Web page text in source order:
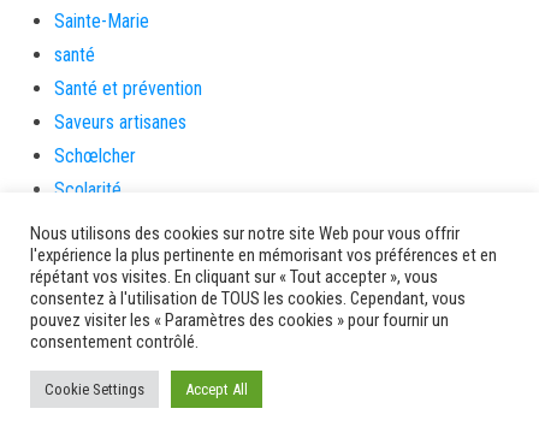
Sainte-Marie
santé
Santé et prévention
Saveurs artisanes
Schœlcher
Scolarité
sécurité
Séniors
Service culture, sport et associations
Service de l'urbanisme
sinistrés
Nous utilisons des cookies sur notre site Web pour vous offrir
l'expérience la plus pertinente en mémorisant vos préférences et en
répétant vos visites. En cliquant sur « Tout accepter », vous
consentez à l'utilisation de TOUS les cookies. Cependant, vous
pouvez visiter les « Paramètres des cookies » pour fournir un
consentement contrôlé.
Cookie Settings Accept All